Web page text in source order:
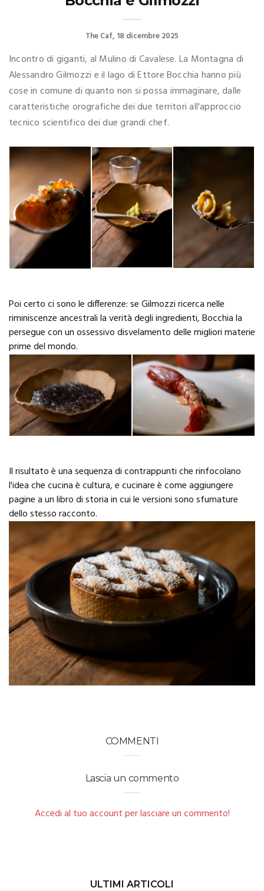
The Caf 18 dicembre 2025
Incontro di giganti, al Mulino di Cavalese. La Montagna di
Alessandro Gilmozzi e il lago di Ettore Bocchia hanno più
cose in comune di quanto non si possa immaginare, dalle
caratteristiche orografiche dei due territori all'approccio
tecnico scientifico dei due grandi chef.
Poi certo ci sono le differenze: se Gilmozzi ricerca nelle
riminiscenze ancestrali la verità degli ingredienti, Bocchia la
persegue con un ossessivo disvelamento delle migliori materie
prime del mondo.
Il risultato è una sequenza di contrappunti che rinfocolano
l'idea che cucina è cultura, e cucinare è come aggiungere
pagine a un libro di storia in cui le versioni sono sfumature
dello stesso racconto.
COMMENTI
Lascia un commento
Accedi al tuo account per lasciare un commento!
ULTIMI ARTICOLI